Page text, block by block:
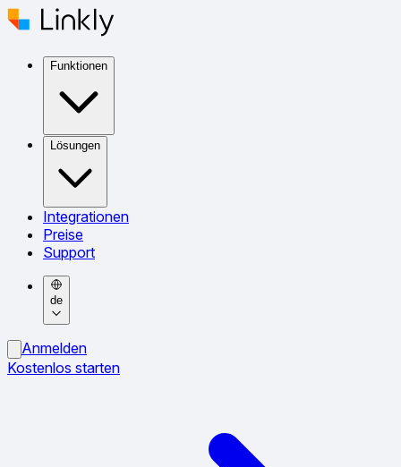
Funktionen
Lösungen
Integrationen
Preise
Support
de
Anmelden
Kostenlos starten